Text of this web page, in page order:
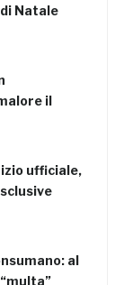
di Natale
il
ufficiale,
al